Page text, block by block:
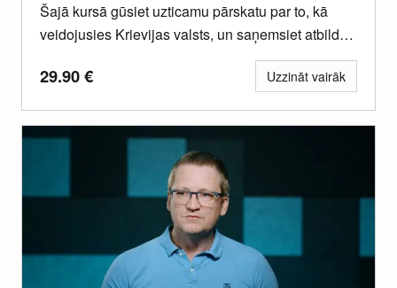
Šajā kursā gūsiet uzticamu pārskatu par to, kā
veidojusies Krievijas valsts, un saņemsiet atbildes
uz daudziem nozīmīgiem jautājumiem.
29.90€ Uzzināt vairāk